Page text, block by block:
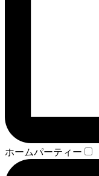
ホームパーティー